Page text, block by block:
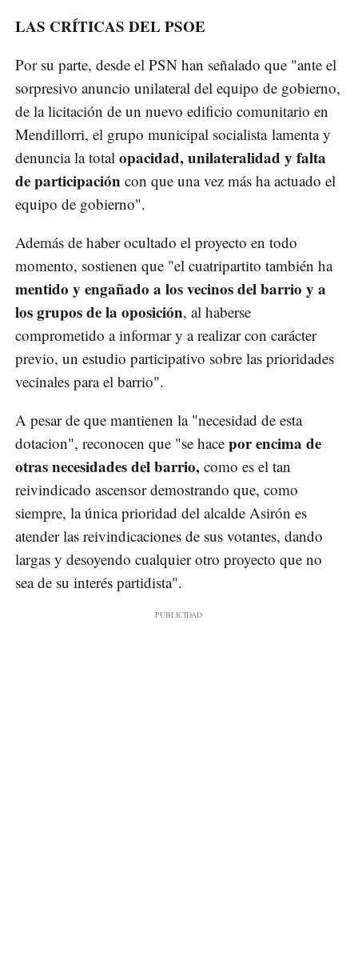
LAS CRÍTICAS DEL PSOE
Por su parte, desde el PSN han señalado que "ante el
sorpresivo anuncio unilateral del equipo de gobierno,
de la licitación de un nuevo edificio comunitario en
Mendillorri, el grupo municipal socialista lamenta y
denuncia la total opacidad, unilateralidad y falta
de participación con que una vez más ha actuado el
equipo de gobierno".
Además de haber ocultado el proyecto en todo
momento, sostienen que "el cuatripartito también ha
mentido y engañado a los vecinos del barrio y a
los grupos de la oposición, al haberse
comprometido a informar y a realizar con carácter
previo, un estudio participativo sobre las prioridades
vecinales para el barrio".
A pesar de que mantienen la "necesidad de esta
dotacion", reconocen que "se hace por encima de
otras necesidades del barrio, como es el tan
reivindicado ascensor demostrando que, como
siempre, la única prioridad del alcalde Asirón es
atender las reivindicaciones de sus votantes, dando
largas y desoyendo cualquier otro proyecto que no
sea de su interés partidista".